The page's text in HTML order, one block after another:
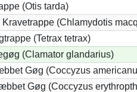
(Otis tarda)
(Chlamydotis
(Tetrax tetrax)
(Clamator glandarius)
Gøg (Coccyzus
Gøg (Coccyzus